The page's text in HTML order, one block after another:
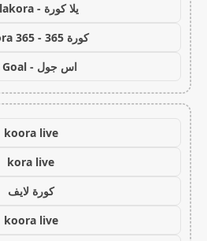
يلا كورة - yallakora
كورة 365 - kooora 365
اس جول - AS Goal
koora live
kora live
كورة لايف
koora live